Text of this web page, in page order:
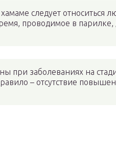
следует относиться
проводимое в парилке,
при заболеваниях на
– отсутствие